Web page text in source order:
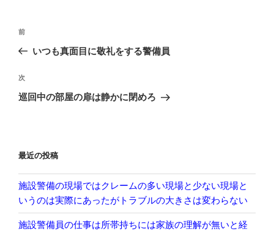
投
ナ
ビ
ゲ
ン
前
の
稿
前
いつも真面目に敬礼をする警備員
次
の
次
巡回中の部屋の扉は静かに閉めろ
最近の投稿
施設警備の現場ではクレームの多い現場と少ない現場と
いうのは実際にあったがトラブルの大きさは変わらない
施設警備員の仕事は所帯持ちには家族の理解が無いと経